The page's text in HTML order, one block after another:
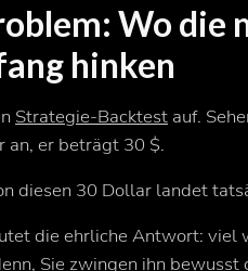
Wo die
hinken
Strategie-Backtest auf.
an, er beträgt 30 $.
diesen 30 Dollar landet
die ehrliche Antwort: viel
Sie zwingen ihn bewusst